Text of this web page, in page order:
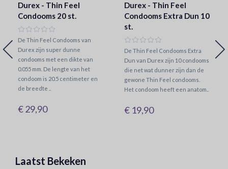
Durex - Thin Feel
Condooms 20 st.
De Thin Feel Condooms van
Durex zijn super dunne
condooms met een dikte van
0.055 mm. De lengte van het
condoom is 20.5 centimeter en
de breedte ..
€ 29,90
Durex - Thin Feel
Condooms Extra Dun 10
st.
De Thin Feel Condooms Extra
Dun van Durex zijn 10 condooms
die net wat dunner zijn dan de
gewone Thin Feel condooms.
Het condoom heeft een anatom..
€ 19,90
Laatst Bekeken